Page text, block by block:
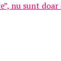
nu sunt